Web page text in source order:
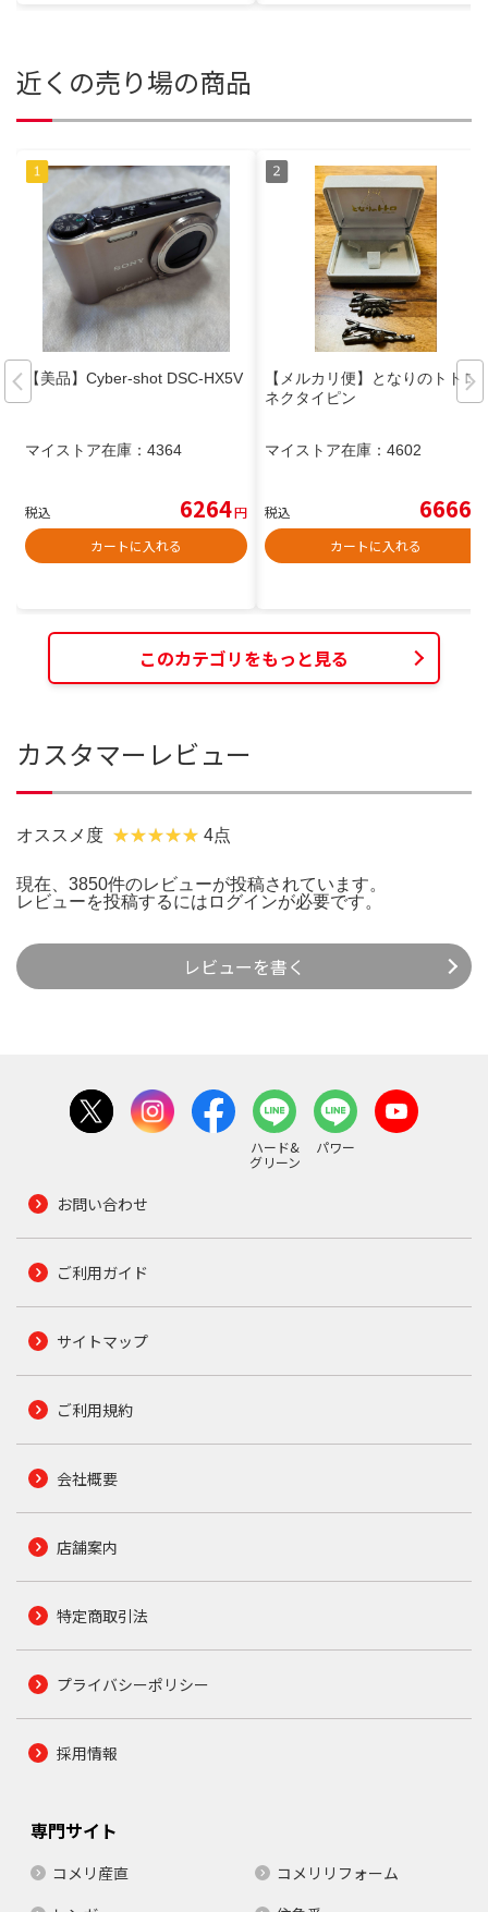
近くの売り場の商品
【美品】Cyber-shot DSC-HX5V
マイストア在庫： 4364
税込 6264円
カートに入れる
【メルカリ便】となりのトトロ
ネクタイピン
マイストア在庫： 4602
税込 6666
カートに入れる
このカテゴリをもっと見る
カスタマーレビュー
オススメ度 4点
現在、3850件のレビューが投稿されています。
レビューを投稿するには ログインが必要です。
レビューを書く
ハード&
グリーン
パワー
お問い合わせ
ご利用ガイド
サイトマップ
ご利用規約
会社概要
店舗案内
特定商取引法
プライバシーポリシー
採用情報
専門サイト
コメリ産直
コメリリフォーム